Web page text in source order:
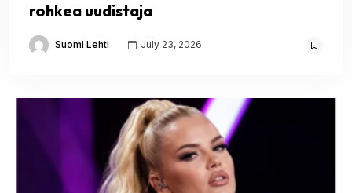
rohkea uudistaja
Suomi Lehti July 23, 2026